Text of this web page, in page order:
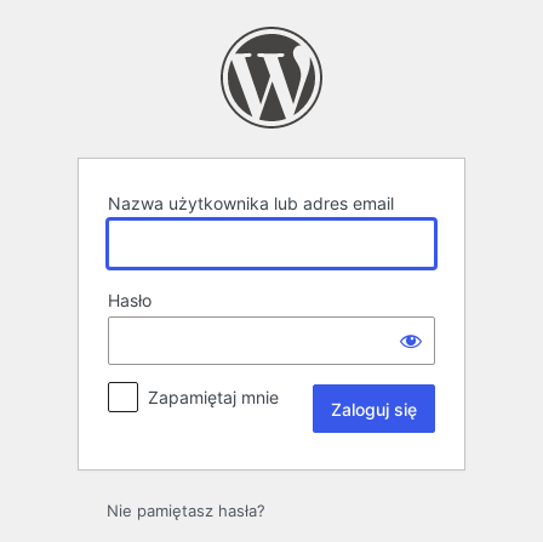
Nazwa użytkownika lub adres email
Hasło
Zapamiętaj mnie
Nie pamiętasz hasła?